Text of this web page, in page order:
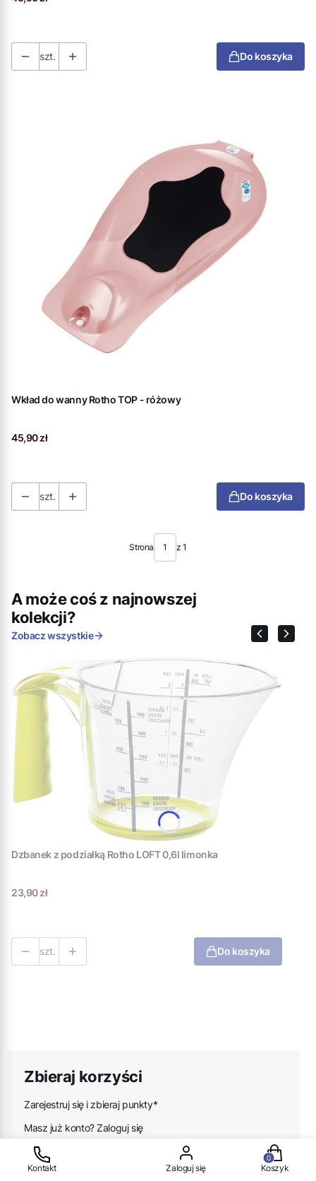
szt. Do koszyka
Wkład do wanny Rotho TOP - różowy
Cena
45,90 zł
szt. Do koszyka
Strona z 1
A może coś z najnowszej
kolekcji?
Zobacz wszystkie
Dzbanek z podziałką Rotho LOFT 0,6l limonka
Cena
23,90 zł
szt. Do koszyka
Zbieraj korzyści
Zarejestruj się i zbieraj punkty*
Masz już konto? Zaloguj się
**Dokonując zakupu z kontem korzystasz z programu
lojalnościowego
Kontakt Zaloguj się
Produkty
Koszyk